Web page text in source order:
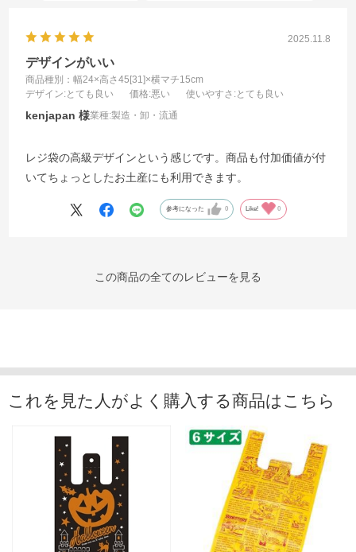
2025.11.8
デザインがいい
商品種別：幅24×高さ45[31]×横マチ15cm
デザイン:とても良い 価格:悪い 使いやすさ :とても良い
kenjapan 業種:製造・卸・流通
レジ袋の高級デザインという感じです。商品も付加価値が付
いてちょっとしたお土産にも利用できます。
参考になった 0 Like! 0
この商品の全てのレビューを見る
これを見た人がよく購入する商品はこちら